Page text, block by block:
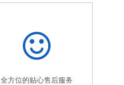
全方位的贴心售后服务